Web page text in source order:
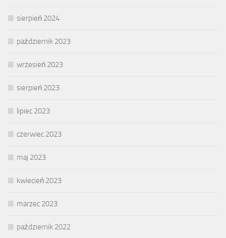
sierpień 2024
październik 2023
wrzesień 2023
sierpień 2023
lipiec 2023
czerwiec 2023
maj 2023
kwiecień 2023
marzec 2023
październik 2022